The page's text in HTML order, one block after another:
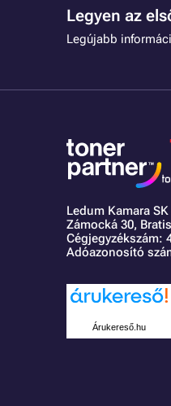
Legyen az
Legújabb
Ledum Kamara
Zámocká 30,
Cégjegyzékszám:
Adóazonosító
Árukereső.hu